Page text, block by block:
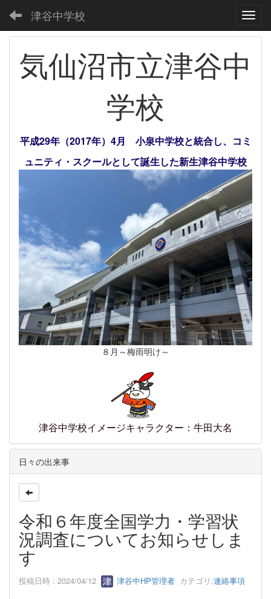
津谷中学校
気仙沼市立津谷中
学校
平成29年（2017年）4月 小泉中学校と統合し、コミ
ュニティ・スクールとして誕生した新生津谷中学校
８月～梅雨明け～
津谷中学校イメージキャラクター：牛田大名
日々の出来事
令和６年度全国学力・学習状
況調査についてお知らせしま
す
投稿日時 : 2024/04/12 津谷中HP管理者 カテゴリ:連絡事項